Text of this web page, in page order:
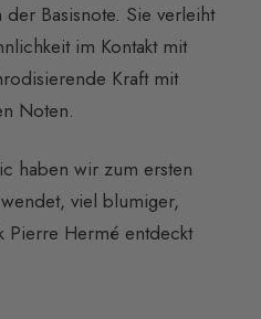
Basisnote. Sie verleiht
im Kontakt mit
Kraft mit
Noten.
haben wir zum ersten
viel blumiger,
Pierre Hermé entdeckt